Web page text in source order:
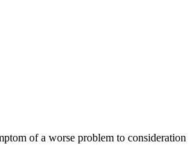
of a worse problem to consideration